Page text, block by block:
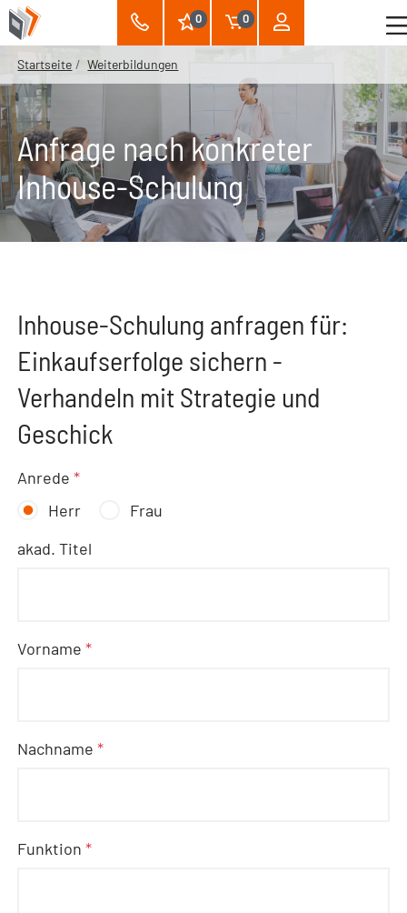
0 0
Startseite Weiterbildungen
Anfrage nach konkreter
Inhouse-Schulung
Inhouse-Schulung anfragen für:
Einkaufserfolge sichern -
Verhandeln mit Strategie und
Geschick
Anrede*
Herr
Frau
akad. Titel
Vorname*
Nachname*
Funktion*